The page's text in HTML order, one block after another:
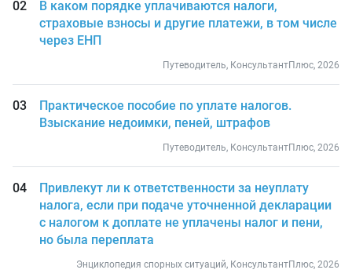
В каком порядке уплачиваются налоги,
страховые взносы и другие платежи, в том числе
через ЕНП
Путеводитель, КонсультантПлюс, 2026
Практическое пособие по уплате налогов.
Взыскание недоимки, пеней, штрафов
Путеводитель, КонсультантПлюс, 2026
Привлекут ли к ответственности за неуплату
налога, если при подаче уточненной декларации
с налогом к доплате не уплачены налог и пени,
но была переплата
Энциклопедия спорных ситуаций, КонсультантПлюс, 2026